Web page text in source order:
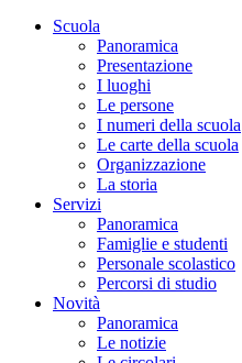
Scuola
Panoramica
Presentazione
I luoghi
Le persone
I numeri della scuola
Le carte della scuola
Organizzazione
La storia
Servizi
Panoramica
Famiglie e studenti
Personale scolastico
Percorsi di studio
Novità
Panoramica
Le notizie